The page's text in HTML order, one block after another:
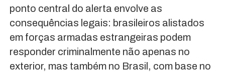
ponto central do alerta envolve as
consequências legais: brasileiros alistados
em forças armadas estrangeiras podem
responder criminalmente não apenas no
exterior, mas também no Brasil, com base no